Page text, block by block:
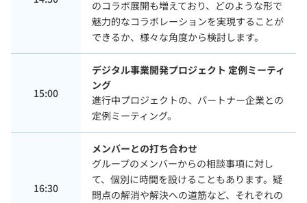
のコラボ展開も増えており、どのような形で
魅力的なコラボレーションを実現することが
できるか、様々な角度から検討します。
15:00
デジタル事業開発プロジェクト 定例ミーティ
ング
進行中プロジェクトの、パートナー企業との
定例ミーティング。
16:30
メンバーとの打ち合わせ
グループのメンバーからの相談事項に対し
て、個別に時間を設けることもあります。疑
問点の解消や解決への道筋など、それぞれの